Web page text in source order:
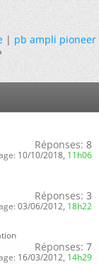
|pb ampli pioneer
Réponses: 8
10/10/2018, 11h06
Réponses: 3
03/06/2012, 18h22
Réponses: 7
16/03/2012, 14h29